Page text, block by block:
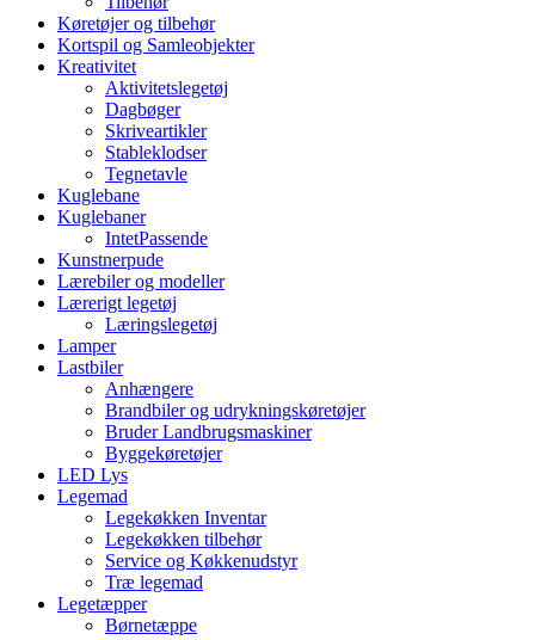
Køretøjer og tilbehør
Kortspil og Samleobjekter
Kreativitet
Aktivitetslegetøj
Dagbøger
Skriveartikler
Stableklodser
Tegnetavle
Kuglebane
Kuglebaner
IntetPassende
Kunstnerpude
Lærebiler og modeller
Lærerigt legetøj
Læringslegetøj
Lamper
Lastbiler
Anhængere
Brandbiler og udrykningskøretøjer
Bruder Landbrugsmaskiner
Byggekøretøjer
LED Lys
Legemad
Legekøkken Inventar
Legekøkken tilbehør
Service og Køkkenudstyr
Træ legemad
Legetæpper
Børnetæppe